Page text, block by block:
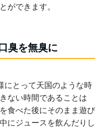
ができます。
臭を無臭に
にとって天国のような時
ない時間であることは
食べた後にそのまま遊び
にジュースを飲んだりし